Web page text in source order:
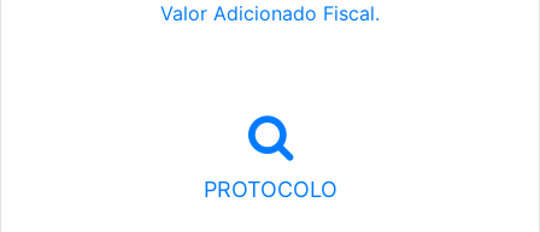
Valor Adicionado Fiscal.
PROTOCOLO